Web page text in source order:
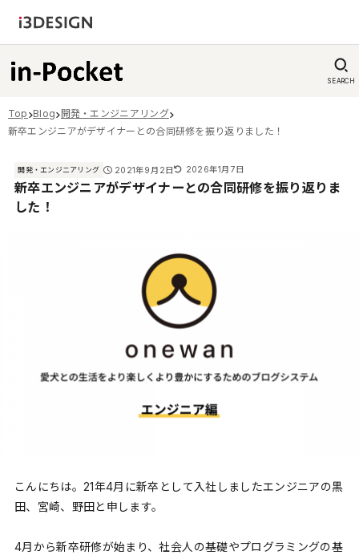
SEARCH
Top Blog
開発・エンジニアリング
新卒エンジニアがデザイナーとの合同研修を振り返りました！
開発・エンジニアリング 2021年9月2日 2026年1月7日
新卒エンジニアがデザイナーとの合同研修を振り返りま
した！
こんにちは。21年4月に新卒として入社しましたエンジニアの黒
田、宮崎、野田と申します。
4月から新卒研修が始まり、社会人の基礎やプログラミングの基